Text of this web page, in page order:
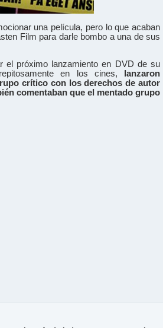
una película, pero lo que acaban
Film para darle bombo a una de sus
el próximo lanzamiento en DVD de su
en los cines,
lanzaron
crítico con los derechos de autor
comentaban que el mentado grupo